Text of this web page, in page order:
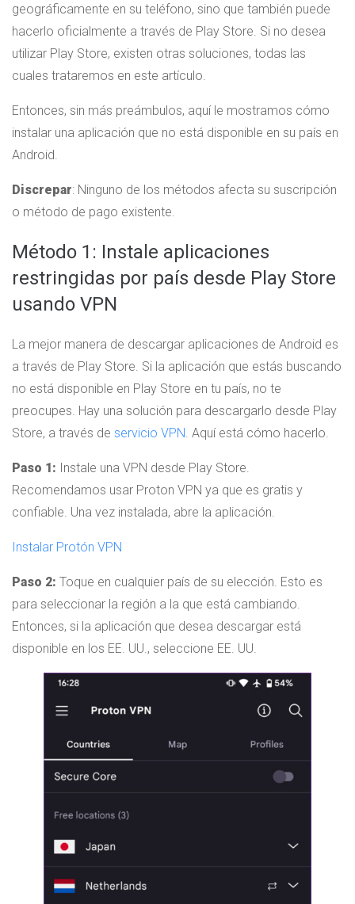
geográficamente en su teléfono, sino que también puede
hacerlo oficialmente a través de Play Store. Si no desea
utilizar Play Store, existen otras soluciones, todas las
cuales trataremos en este artículo.
Entonces, sin más preámbulos, aquí le mostramos cómo
instalar una aplicación que no está disponible en su país en
Android.
Discrepar: Ninguno de los métodos afecta su suscripción
o método de pago existente.
Método 1: Instale aplicaciones
restringidas por país desde Play Store
usando VPN
La mejor manera de descargar aplicaciones de Android es
a través de Play Store. Si la aplicación que estás buscando
no está disponible en Play Store en tu país, no te
preocupes. Hay una solución para descargarlo desde Play
Store, a través de servicio VPN. Aquí está cómo hacerlo.
Paso 1: Instale una VPN desde Play Store.
Recomendamos usar Proton VPN ya que es gratis y
confiable. Una vez instalada, abre la aplicación.
Instalar Protón VPN
Paso 2: Toque en cualquier país de su elección. Esto es
para seleccionar la región a la que está cambiando.
Entonces, si la aplicación que desea descargar está
disponible en los EE. UU., seleccione EE. UU.